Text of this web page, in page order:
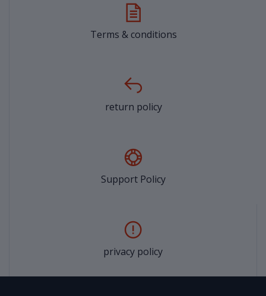
Terms & conditions
return policy
Support Policy
privacy policy